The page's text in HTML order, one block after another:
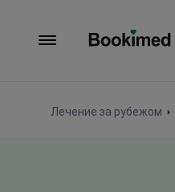
Лечение за рубежом